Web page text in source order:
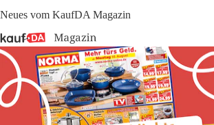
Neues vom KaufDA Magazin